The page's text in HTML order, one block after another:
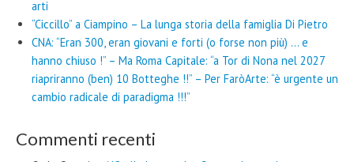
arti
“Ciccillo” a Ciampino – La lunga storia della famiglia Di Pietro
CNA: “Eran 300, eran giovani e forti (o forse non più) … e
hanno chiuso !” – Ma Roma Capitale: “a Tor di Nona nel 2027
riapriranno (ben) 10 Botteghe !!” – Per FaròArte: “è urgente un
cambio radicale di paradigma !!!”
Commenti recenti